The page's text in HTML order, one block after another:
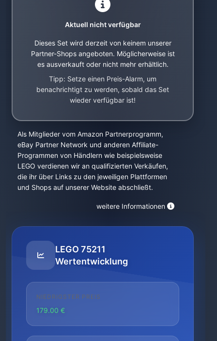
Aktuell nicht verfügbar
Dieses Set wird derzeit von keinem unserer
Partner-Shops angeboten. Möglicherweise ist
es ausverkauft oder nicht mehr erhältlich.
Tipp: Setze einen Preis-Alarm, um
benachrichtigt zu werden, sobald das Set
wieder verfügbar ist!
Als Mitglieder vom Amazon Partnerprogramm,
eBay Partner Network und anderen Affiliate-
Programmen von Händlern wie beispielsweise
LEGO verdienen wir an qualifizierten Verkäufen,
die ihr über Links zu den jeweiligen Plattformen
und Shops auf unserer Website abschließt.
weitere Informationen
LEGO 75211
Wertentwicklung
NIEDRIGSTER PREIS
179.00 €